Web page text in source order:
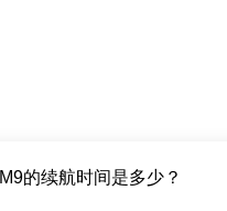
M9的续航时间是多少？